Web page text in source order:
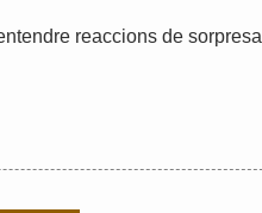
reaccions de sorpresa